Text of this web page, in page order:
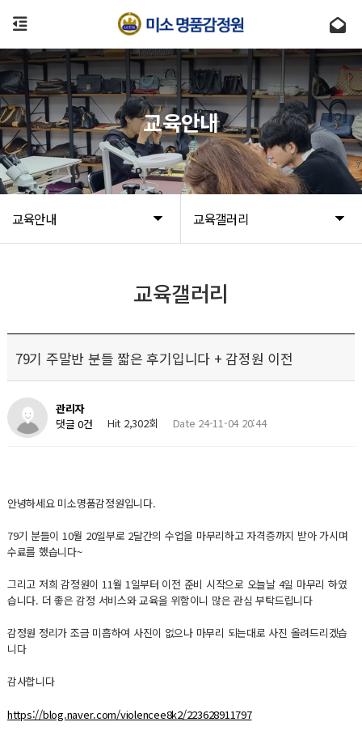
교육안내 교육갤러리
교육안내
교육갤러리
79기 주말반 분들 짧은 후기입니다 + 감정원 이전
관리자
댓글 0건
Hit 2,302회 Date 24-11-04 20:44
안녕하세요 미소명품감정원입니다.
79기 분들이 10월 20일부로 2달간의 수업을 마무리하고 자격증까지 받아 가시며
수료를 했습니다~
그리고 저희 감정원이 11월 1일부터 이전 준비 시작으로 오늘날 4일 마무리 하였
습니다. 더 좋은 감정 서비스와 교육을 위함이니 많은 관심 부탁드립니다
감정원 정리가 조금 미흡하여 사진이 없으나 마무리 되는대로 사진 올려드리겠습
니다
감사합니다
https://blog.naver.com/violencee8k2/223628911797